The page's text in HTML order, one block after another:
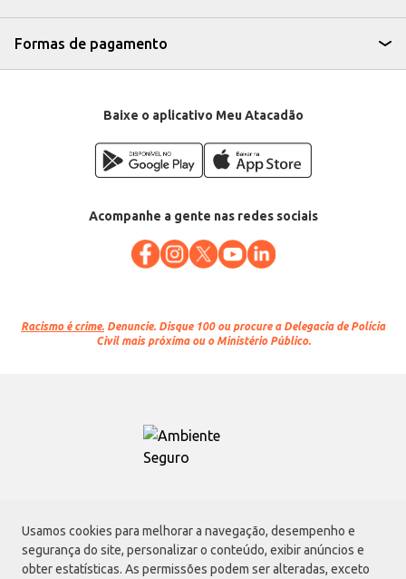
Usamos cookies para melhorar a navegação, desempenho e
segurança do site, personalizar o conteúdo, exibir anúncios e
obter estatísticas. As permissões podem ser alteradas, exceto
Formas de pagamento
Baixe o aplicativo Meu Atacadão
Acompanhe a gente nas redes sociais
Racismo é crime. Denuncie. Disque 100 ou procure a Delegacia de Polícia
Civil mais próxima ou o Ministério Público.
Atacadão S.A.
Avenida Morvan Dias de Figueiredo, 6169, Vila Maria, São Paulo - SP | CEP
02170-901 | CNPJ: 75.315.333/0001-09